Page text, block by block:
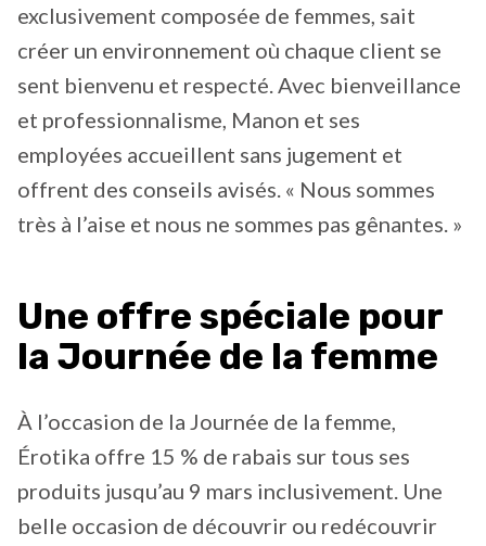
exclusivement composée de femmes, sait
créer un environnement où chaque client se
sent bienvenu et respecté. Avec bienveillance
et professionnalisme, Manon et ses
employées accueillent sans jugement et
offrent des conseils avisés. « Nous sommes
très à l’aise et nous ne sommes pas gênantes. »
Une offre spéciale pour
la Journée de la femme
À l’occasion de la Journée de la femme,
Érotika offre 15 % de rabais sur tous ses
produits jusqu’au 9 mars inclusivement. Une
belle occasion de découvrir ou redécouvrir